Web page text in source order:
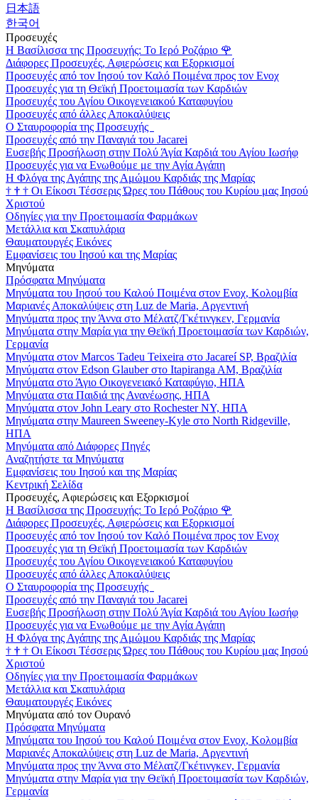
日本語
한국어
Προσευχές
Η Βασίλισσα της Προσευχής: Το Ιερό Ροζάριο 🌹
Διάφορες Προσευχές, Αφιερώσεις και Εξορκισμοί
Προσευχές από τον Ιησού τον Καλό Ποιμένα προς τον Ενοχ
Προσευχές για τη Θεϊκή Προετοιμασία των Καρδιών
Προσευχές του Αγίου Οικογενειακού Καταφυγίου
Προσευχές από άλλες Αποκαλύψεις
Ο Σταυροφορία της Προσευχής
Προσευχές από την Παναγιά του Jacarei
Ευσεβής Προσήλωση στην Πολύ Άγία Καρδιά του Αγίου Ιωσήφ
Προσευχές για να Ενωθούμε με την Αγία Αγάπη
Η Φλόγα της Αγάπης της Αμώμου Καρδιάς της Μαρίας
† † † Οι Είκοσι Τέσσερις Ώρες του Πάθους του Κυρίου μας Ιησού
Χριστού
Οδηγίες για την Προετοιμασία Φαρμάκων
Μετάλλια και Σκαπυλάρια
Θαυματουργές Εικόνες
Εμφανίσεις του Ιησού και της Μαρίας
Μηνύματα
Πρόσφατα Μηνύματα
Μηνύματα του Ιησού του Καλού Ποιμένα στον Ενοχ, Κολομβία
Μαριανές Αποκαλύψεις στη Luz de Maria, Αργεντινή
Μηνύματα προς την Άννα στο Μέλατζ/Γκέτινγκεν, Γερμανία
Μηνύματα στην Μαρία για την Θεϊκή Προετοιμασία των Καρδιών,
Γερμανία
Μηνύματα στον Marcos Tadeu Teixeira στο Jacareí SP, Βραζιλία
Μηνύματα στον Edson Glauber στο Itapiranga AM, Βραζιλία
Μηνύματα στο Άγιο Οικογενειακό Καταφύγιο, ΗΠΑ
Μηνύματα στα Παιδιά της Ανανέωσης, ΗΠΑ
Μηνύματα στον John Leary στο Rochester NY, ΗΠΑ
Μηνύματα στην Maureen Sweeney-Kyle στο North Ridgeville,
ΗΠΑ
Μηνύματα από Διάφορες Πηγές
Αναζητήστε τα Μηνύματα
Εμφανίσεις του Ιησού και της Μαρίας
Κεντρική Σελίδα
Προσευχές, Αφιερώσεις και Εξορκισμοί
Η Βασίλισσα της Προσευχής: Το Ιερό Ροζάριο 🌹
Διάφορες Προσευχές, Αφιερώσεις και Εξορκισμοί
Προσευχές από τον Ιησού τον Καλό Ποιμένα προς τον Ενοχ
Προσευχές για τη Θεϊκή Προετοιμασία των Καρδιών
Προσευχές του Αγίου Οικογενειακού Καταφυγίου
Προσευχές από άλλες Αποκαλύψεις
Ο Σταυροφορία της Προσευχής
Προσευχές από την Παναγιά του Jacarei
Ευσεβής Προσήλωση στην Πολύ Άγία Καρδιά του Αγίου Ιωσήφ
Προσευχές για να Ενωθούμε με την Αγία Αγάπη
Η Φλόγα της Αγάπης της Αμώμου Καρδιάς της Μαρίας
† † † Οι Είκοσι Τέσσερις Ώρες του Πάθους του Κυρίου μας Ιησού
Χριστού
Οδηγίες για την Προετοιμασία Φαρμάκων
Μετάλλια και Σκαπυλάρια
Θαυματουργές Εικόνες
Μηνύματα από τον Ουρανό
Πρόσφατα Μηνύματα
Μηνύματα του Ιησού του Καλού Ποιμένα στον Ενοχ, Κολομβία
Μαριανές Αποκαλύψεις στη Luz de Maria, Αργεντινή
Μηνύματα προς την Άννα στο Μέλατζ/Γκέτινγκεν, Γερμανία
Μηνύματα στην Μαρία για την Θεϊκή Προετοιμασία των Καρδιών,
Γερμανία